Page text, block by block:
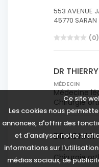
Ce site
Les cookies nous
annonces, d'offrir des
et d'analyser notre
informations sur
médias sociaux, de
553 AVENUE
45770 SARAN
(0)
DR
MÉDECIN
Médecine
Chirurgie
DR JOHAN
MÉDECIN
Chirurgie